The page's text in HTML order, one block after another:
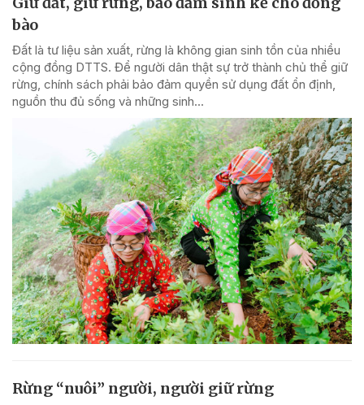
bào
Đất là tư liệu sản xuất, rừng là không gian sinh tồn của nhiều
cộng đồng DTTS. Để người dân thật sự trở thành chủ thể giữ
rừng, chính sách phải bảo đảm quyền sử dụng đất ổn định,
nguồn thu đủ sống và những sinh...
Rừng “nuôi” người, người giữ rừng